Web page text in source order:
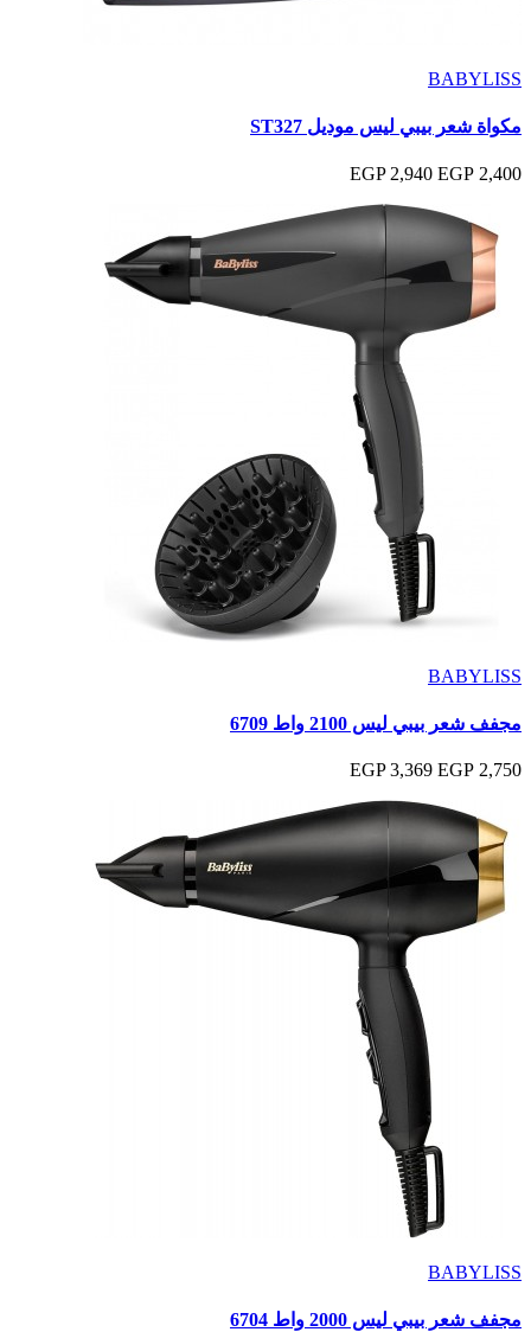
BABYLISS
مكواة شعر بيبي ليس موديل ST327
2,400 EGP
2,940 EGP
BABYLISS
مجفف شعر بيبي ليس 2100 واط 6709
2,750 EGP
3,369 EGP
BABYLISS
مجفف شعر بيبي ليس 2000 واط 6704